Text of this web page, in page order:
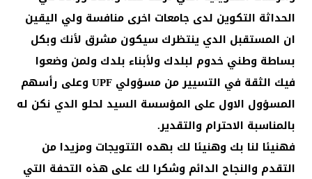
الحداثة التكوين لدى جامعات اخرى منافسة ولي اليقين
ان المستقبل الدي ينتظرك سيكون مشرق لأنك وبكل
بساطة وطني خدوم لبلدك ولأبناء بلدك ولمن وضعوا
فيك الثقة في التسيير من مسؤولي UPF وعلى رأسهم
المسؤول الاول على المؤسسة السيد لحلو الدي نكن له
بالمناسبة الاحترام والتقدير.
فهنيئا لنا بك وهنيئا لك بهده التتويجات ومزيدا من
التقدم والنجاح الدائم وشكرا لك على هذه التحفة التي